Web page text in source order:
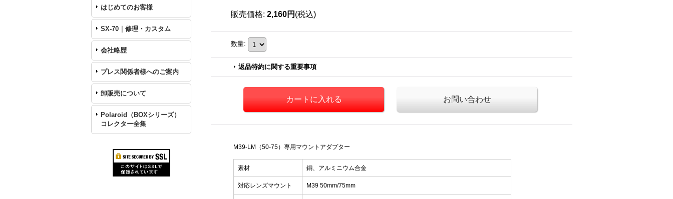
はじめてのお客様
SX-70｜修理・カスタム
会社略歴
プレス関係者様へのご案内
卸販売について
Polaroid（BOXシリーズ）
コレクター全集
販売価格: 2,160円 (税込)
数量:
返品特約に関する重要事項
お問い合わせ
M39-LM（50-75）専用マウントアダプター
素材 銅、アルミニウム合金
対応レンズマウント M39 50mm/75mm